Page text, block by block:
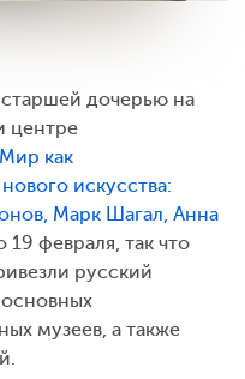
дочерью на
центре
как
искусства:
Марк Шагал, Анна
19 февраля, так что
русский
основных
музеев, а также